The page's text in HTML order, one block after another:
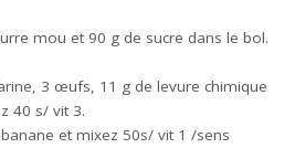
mou et 90 g de sucre dans le bol.
3 œufs, 11 g de levure chimique
40 s/ vit 3.
et mixez 50s/ vit 1 /sens